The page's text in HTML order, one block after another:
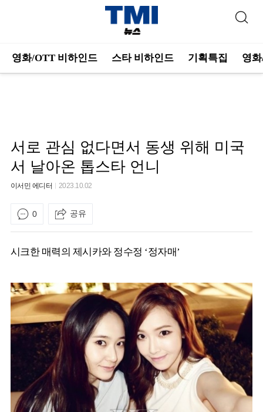
영화/OTT 비하인드 스타 비하인드 기획특집 영
서로 관심 없다면서 동생 위해 미국
서 날아온 톱스타 언니
이서민 에디터 2023.10.02
0 공유
시크한 매력의 제시카와 정수정 ‘정자매’